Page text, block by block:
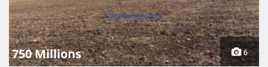
750 Millions 6